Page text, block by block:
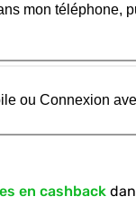
mon téléphone,
ou Connexion
en cashback